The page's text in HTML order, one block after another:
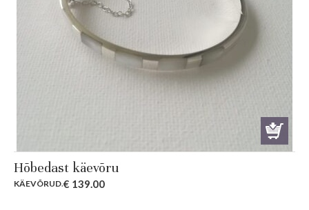
Hõbedast käevõru
KÄEVÕRUD.€ 139.00